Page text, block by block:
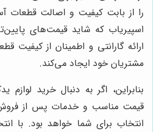
را از بابت کیفیت و اصالت قطعات
اسپیریاب که شاید قیمت‌های
ارائه گارانتی و اطمینان از کیفیت
مشتریان خود ایجاد می‌کند.
بنابراین، اگر به دنبال خرید لوازم
قیمت مناسب و خدمات پس از
انتخاب برای شما خواهد بود. با